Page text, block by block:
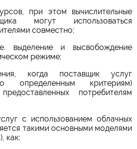
при этом вычислительные
могут использоваться
совместно;
выделение и высвобождение
режиме;
когда поставщик услуг
определенным критериям)
потребителям
с использованием облачных
такими основными моделями
как: